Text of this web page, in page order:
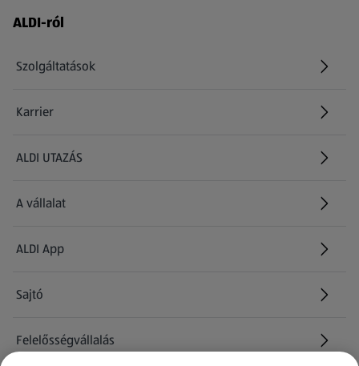
Láblécmenü - további linkek
ALDI-ról
Szolgáltatások
Karrier
(új oldalon nyílik meg)
ALDI UTAZÁS
(új oldalon nyílik meg)
A vállalat
ALDI App
Sajtó
Felelősségvállalás